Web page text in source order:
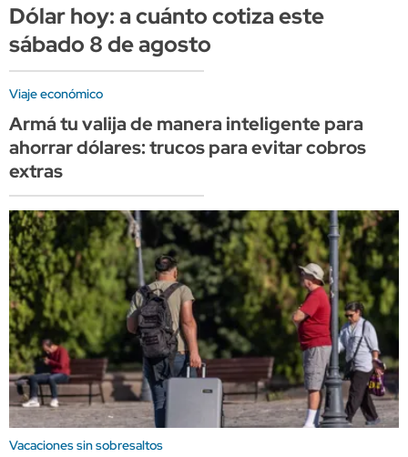
Dólar hoy: a cuánto cotiza este
sábado 8 de agosto
Viaje económico
Armá tu valija de manera inteligente para
ahorrar dólares: trucos para evitar cobros
extras
Vacaciones sin sobresaltos